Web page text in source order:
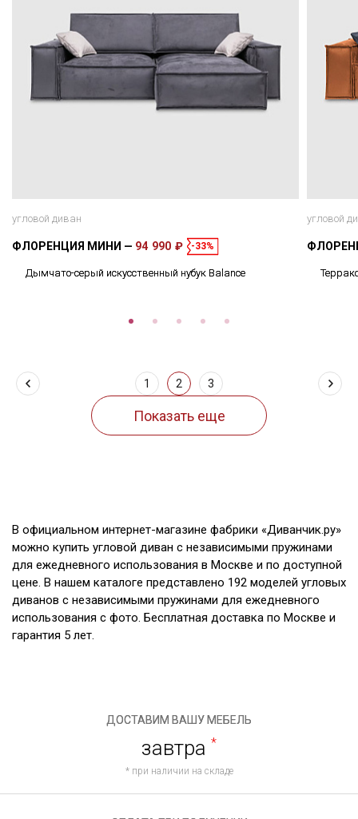
угловой диван
ФЛОРЕНЦИЯ МИНИ 94 990 ₽ -33%
Дымчато-серый искусственный нубук Balance
угловой
1 2 3
В официальном интернет-магазине фабрики «Диванчик.ру»
можно купить угловой диван с независимыми пружинами
для ежедневного использования в Москве и по доступной
цене. В нашем каталоге представлено 192 моделей угловых
диванов с независимыми пружинами для ежедневного
использования с фото. Бесплатная доставка по Москве и
гарантия 5 лет.
ДОСТАВИМ ВАШУ МЕБЕЛЬ
завтра *
* при наличии на складе